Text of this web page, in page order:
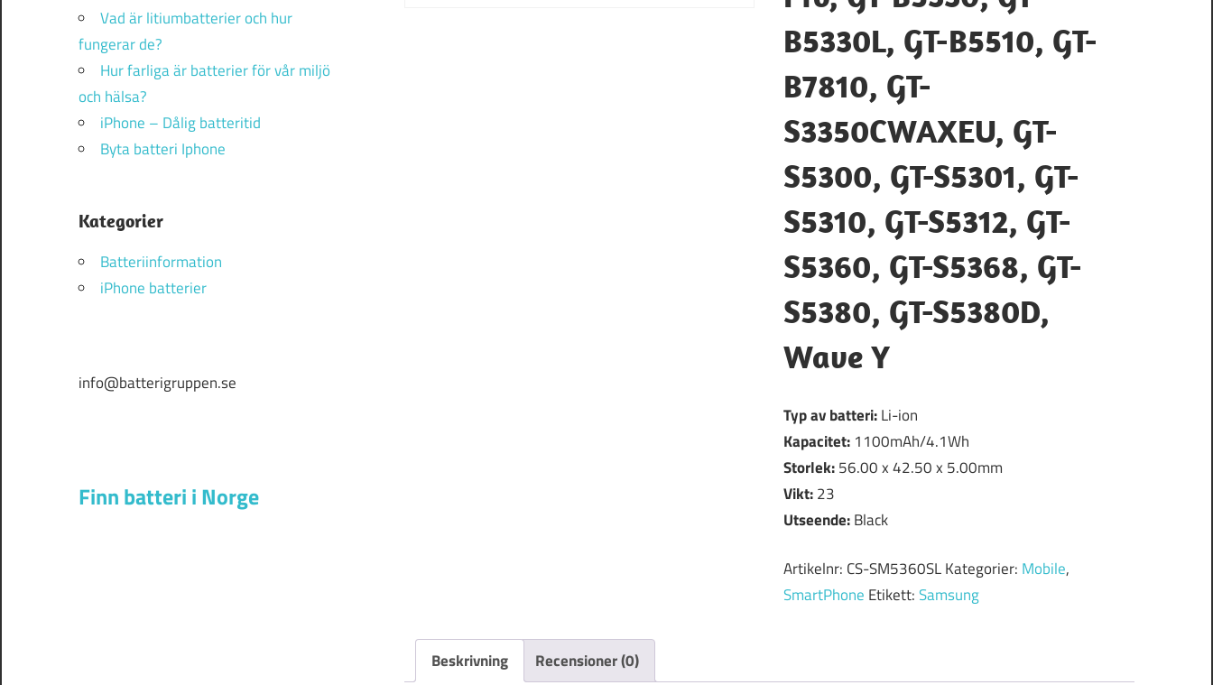
B5330L, GT-B5510, GT-
B7810, GT-
S3350CWAXEU, GT-
S5300, GT-S5301, GT-
S5310, GT-S5312, GT-
S5360, GT-S5368, GT-
S5380, GT-S5380D,
Wave Y
Typ av batteri:Li-ion
Kapacitet: 1100mAh/4.1Wh
Storlek:56.00 x 42.50 x 5.00mm
Vikt:23
Utseende:Black
Artikelnr: CS-SM5360SLKategorier: Mobile,
SmartPhone Etikett:Samsung
Beskrivning Recensioner (0)
Vad är litiumbatterier och hur
fungerar de?
Hur farliga är batterier för vår miljö
och hälsa?
iPhone – Dålig batteritid
Byta batteri Iphone
Kategorier
Batteriinformation
iPhone batterier
info@batterigruppen.se
Finn batteri i Norge